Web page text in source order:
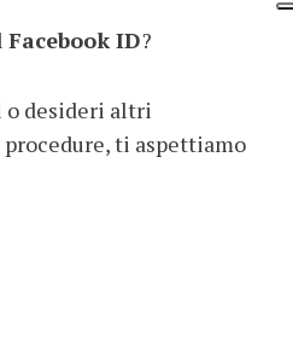
Facebook ID?
o desideri altri
ti aspettiamo